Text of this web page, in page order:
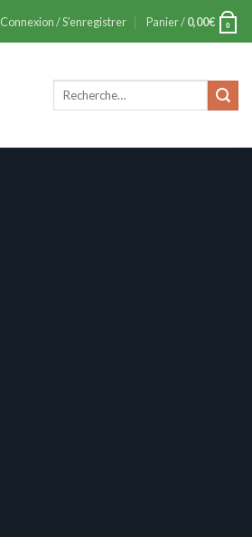
Connexion / S’enregistrer Panier /0,00€ 0